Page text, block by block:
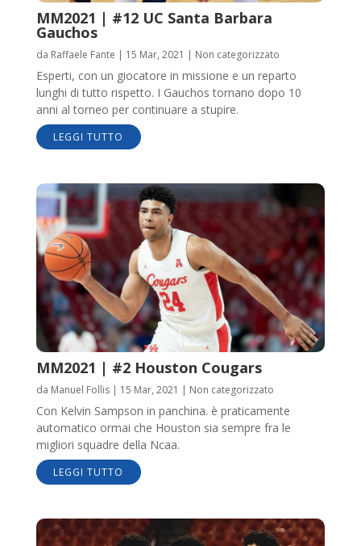
MM2021 | #12 UC Santa Barbara
Gauchos
da Raffaele Fante | 15 Mar, 2021 | Non categorizzato
Esperti, con un giocatore in missione e un reparto
lunghi di tutto rispetto. I Gauchos tornano dopo 10
anni al torneo per continuare a stupire.
LEGGI TUTTO
MM2021 | #2 Houston Cougars
da Manuel Follis| 15 Mar, 2021 | Non categorizzato
Con Kelvin Sampson in panchina. è praticamente
automatico ormai che Houston sia sempre fra le
migliori squadre della Ncaa.
LEGGI TUTTO